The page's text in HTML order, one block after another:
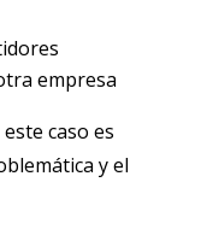
empresa
caso es
y el